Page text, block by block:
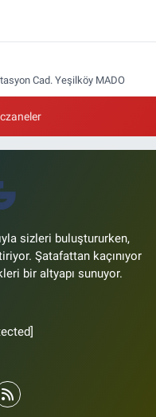
Cad. Yeşilköy MADO
Caddesi Ataköy
sizleri buluştururken,
Şatafattan kaçınıyor
bir altyapı sunuyor.